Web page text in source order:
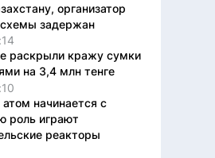
организатор
схемы задержан
раскрыли кражу сумки
на 3,4 млн тенге
начинается с
роль играют
реакторы